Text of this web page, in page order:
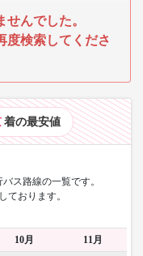
んでした。
度検索してくださ
着の最安値
ス路線の一覧です。
ております。
10月 11月